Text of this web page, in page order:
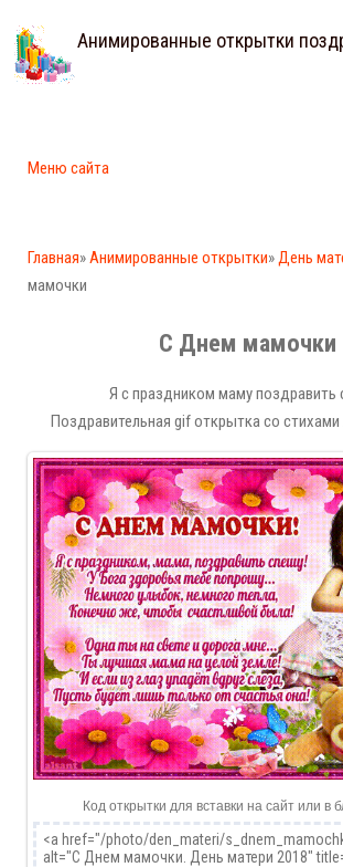
Анимированные открытки
Меню сайта
Главная»Анимированные открытки»День
мамочки
С Днем мамочки
Я с праздником маму поздравить
Поздравительная gif открытка со
Код открытки для вставки на сайт или в